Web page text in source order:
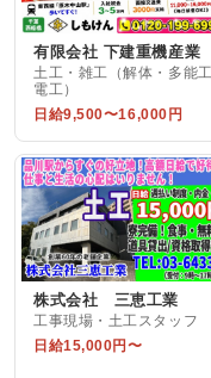
有限会社 下建重機産業
土工・雑工（解体・多能工
電工）
日給9,500〜16,000円
株式会社 三恵工業
工事現場・土工スタッフ
日給15,000円〜